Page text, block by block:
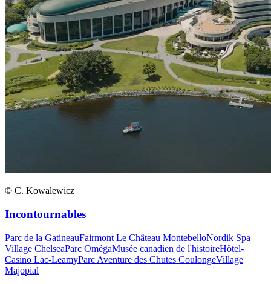
© C. Kowalewicz
Incontournables
Parc de la GatineauFairmont Le Château MontebelloNordik Spa
Village ChelseaParc OmégaMusée canadien de l'histoireHôtel-
Casino Lac-LeamyParc Aventure des Chutes CoulongeVillage
Majopial